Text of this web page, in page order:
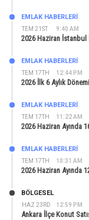
TEM 21ST 9:40 AM
EMLAK HABERLERI
2026 Haziran İstanbul
TEM 17TH 12:44 PM
EMLAK HABERLERI
2026 İlk 6 Aylık
TEM 17TH 11:22 AM
EMLAK HABERLERI
2026 Haziran Ayında
TEM 17TH 10:31 AM
EMLAK HABERLERI
2026 Haziran Ayında
HAZ 23RD 12:59 PM
BÖLGESEL
Ankara İlçe Konut